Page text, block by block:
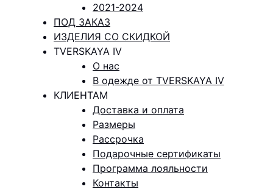
2021-2024
ПОД ЗАКАЗ
ИЗДЕЛИЯ СО СКИДКОЙ
TVERSKAYA IV
О нас
В одежде от TVERSKAYA IV
КЛИЕНТАМ
Доставка и оплата
Размеры
Рассрочка
Подарочные сертификаты
Программа лояльности
Контакты